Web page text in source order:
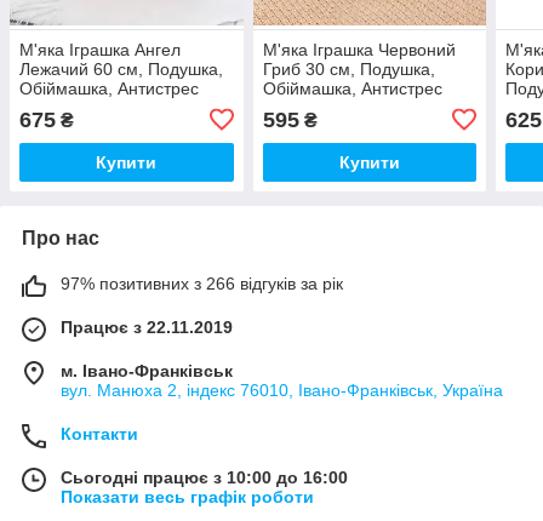
М'яка Іграшка Ангел
Лежачий 60 см, Подушка,
Обіймашка, Антистрес
675 ₴
Купити
М'яка Іграшка Червоний
Гриб 30 см, Подушка,
Обіймашка, Антистрес
595₴
Купити
625
Про нас
97% позитивних з 266 відгуків за рік
Працює з 22.11.2019
м. Івано-Франківськ
вул. Манюха 2, індекс 76010, Івано-Франківськ, Україна
Контакти
Сьогодні працює з 10:00 до 16:00
Показати весь графік роботи